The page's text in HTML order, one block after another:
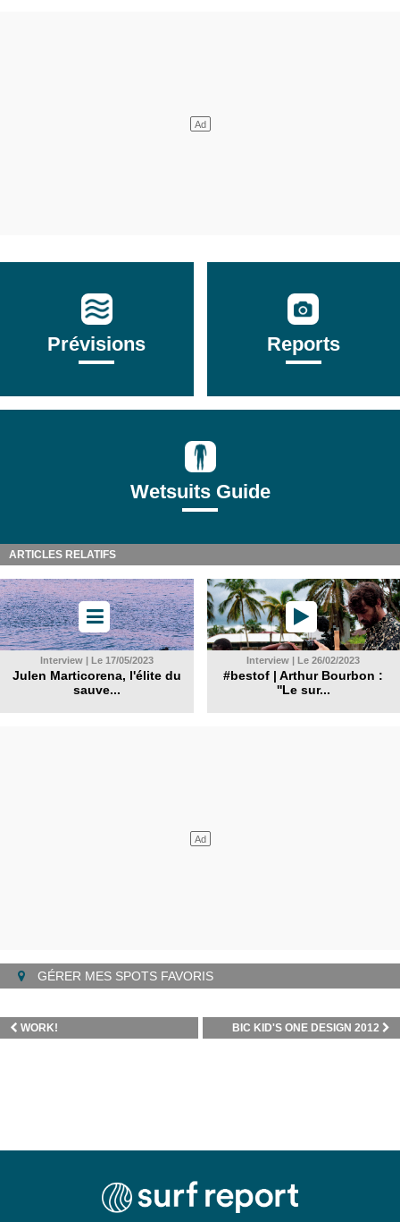
Prévisions Reports
Wetsuits Guide
ARTICLES RELATIFS
Interview | Le 17/05/2023
Julen Marticorena, l'élite du
sauve...
Interview | Le 26/02/2023
#bestof | Arthur Bourbon :
''Le sur...
GÉRER MES SPOTS FAVORIS
BIC KID'S ONE DESIGN 2012
WORK!